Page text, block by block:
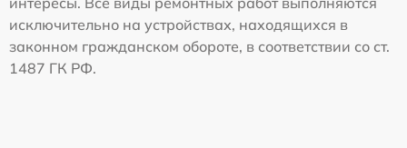
исключительно на устройствах, находящихся в
законном гражданском обороте, в соответствии со ст.
1487 ГК РФ.